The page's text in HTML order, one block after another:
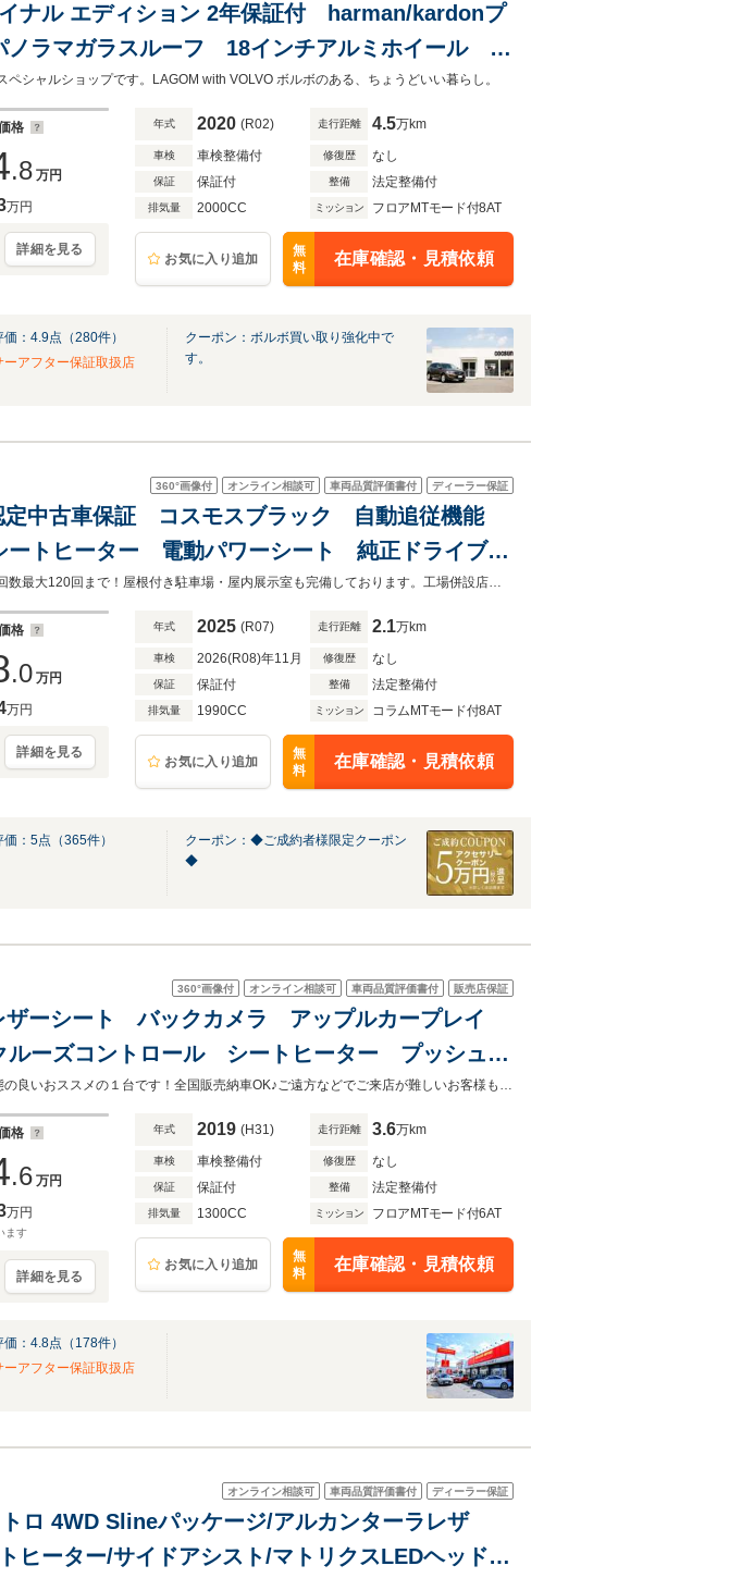
ナル エディション 2年保証付 harman/kardonプ
ラマガラスルーフ 18インチアルミホイール ナ
カメラ オフブラック本革シート シートヒータ
シャルショップです。LAGOM with VOLVO ボルボのある、ちょうどいい暮らし。
格
.8 万円
万円
詳細を見る
年式 2020 (R02) 走行距離 4.5万km
車検 車検整備付 修復歴 なし
保証 保証付 整備 法定整備付
排気量 2000CC ミッション フロアMTモード付8AT
お気に入り追加
無
料
在庫確認・見積依頼
： 4.9点（280件）
ーアフター保証取扱店
クーポン：ボルボ買い取り強化中で
す。
360°画像付 オンライン相談可 車両品質評価書付 ディーラー保証
定中古車保証 コスモスブラック 自動追従機能
トヒーター 電動パワーシート 純正ドライブレ
ャージャー MBUX ETC 純正ナビ バックカメ
オートローンは実質年率1.9%、お支払回数最大120回まで！屋根付き駐車場・屋内展示室も完備しております。工場併設店舗の為アフターフォローもお任せ下さい！
格
.0 万円
万円
詳細を見る
年式 2025 (R07) 走行距離 2.1万km
車検 2026(R08)年11月 修復歴 なし
保証 保証付 整備 法定整備付
排気量 1990CC ミッション コラムMTモード付8AT
お気に入り追加
無
料
在庫確認・見積依頼
： 5点（365件）
クーポン：◆ご成約者様限定クーポン
◆
360°画像付 オンライン相談可 車両品質評価書付 販売店保証
ザーシート バックカメラ アップルカープレイ
ーズコントロール シートヒーター プッシュス
ブラウンレザーシート！内外装共に状態の良いおススメの１台です！全国販売納車OK♪ご遠方などでご来店が難しいお客様もお気軽にご相談下さい！詳しくは0120-62-1031まで！
格
.6 万円
万円
ます
詳細を見る
年式 2019 (H31) 走行距離 3.6万km
車検 車検整備付 修復歴 なし
保証 保証付 整備 法定整備付
排気量 1300CC ミッション フロアMTモード付6AT
お気に入り追加
無
料
在庫確認・見積依頼
： 4.8点（ 178件）
ーアフター保証取扱店
オンライン相談可 車両品質評価書付 ディーラー保証
ロ 4WD Slineパッケージ/アルカンターラレザ
ヒーター/サイドアシスト/マトリクスLEDヘッドラ